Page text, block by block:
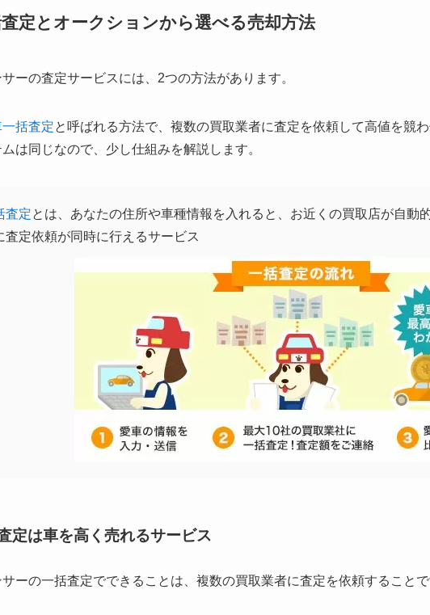
定とオークションから選べる売却方法
ーの査定サービスには、2つの方法があります。
一括査定と呼ばれる方法で、複数の買取業者に査定を依頼して高値を競
は同じなので、少し仕組みを解説します。
査定とは、あなたの住所や車種情報を入れると、お近くの買取店が自動
査定依頼が同時に行えるサービス
定は車を高く売れるサービス
ーの一括査定でできることは、複数の買取業者に査定を依頼することで